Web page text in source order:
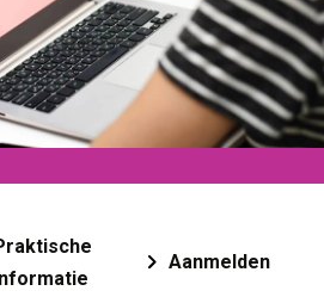
Aanmelden